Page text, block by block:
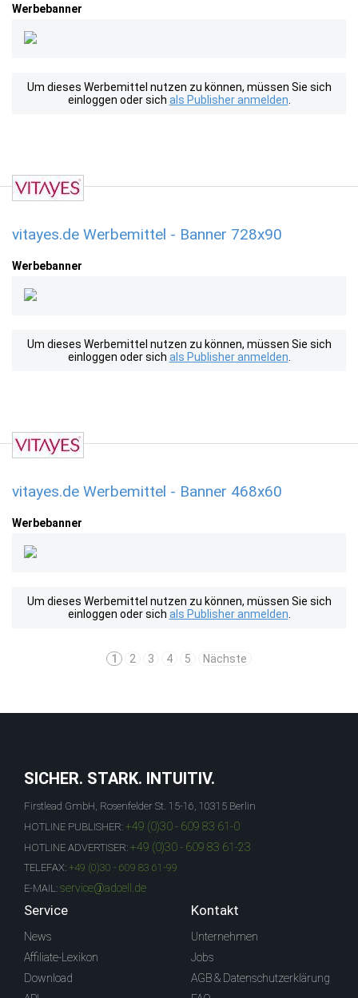
Werbebanner
Um dieses Werbemittel nutzen zu können, müssen Sie sich
einloggen oder sich als Publisher anmelden
vitayes.de Werbemittel - Banner 728x90
Werbebanner
Um dieses Werbemittel nutzen zu können, müssen Sie sich
einloggen oder sich als Publisher anmelden
vitayes.de Werbemittel - Banner 468x60
Werbebanner
Um dieses Werbemittel nutzen zu können, müssen Sie sich
einloggen oder sich als Publisher anmelden
1 2 3 4 5 Nächste
SICHER. STARK. INTUITIV.
Firstlead GmbH, Rosenfelder St. 15-16, 10315 Berlin
HOTLINE PUBLISHER: +49 (0)30 - 609 83 61-0
HOTLINE ADVERTISER: +49 (0)30 - 609 83 61-23
TELEFAX: +49 (0)30 - 609 83 61-99
E-MAIL: service@adcell.de
Service
News
Affiliate-Lexikon
Download
Kontakt
Unternehmen
Jobs
AGB & Datenschutzerklärung